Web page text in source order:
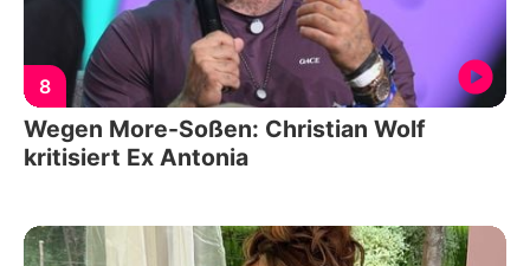
8
Wegen More-Soßen: Christian Wolf
kritisiert Ex Antonia